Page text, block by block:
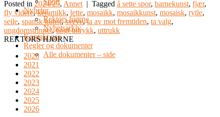
Nyheter
Rektors hjørne
Nyhetsarkiv
Kontakt oss
Regler og dokumenter
Alle dokumenter – side
Posted in 2024/25, Annet | Tagged å sette spor, barnekunst, fjær,
fly videre,keramikk, lette, mosaikk, mosaikkunst, mosaisk, rytle,
seile, spansk kunst,sveve,ta av mot fremtiden, ta valg,
ungdomstrinnet,ungt uttrykk, uttrukk
REKTORS HJØRNE
2020
2021
2022
2023
2024
2025
2026